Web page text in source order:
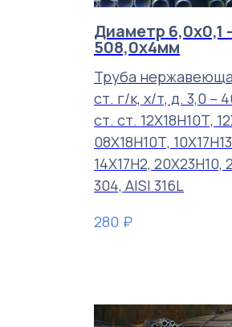
Диаметр 6,0х0,1
508,0х4мм
Труба
ст. г/к, х/т, д. 3,0 –
ст. ст. 12Х18Н10Т,
08Х18Н10Т,
14Х17Н2, 20Х23Н10,
304, AISI 316L
280 ₽